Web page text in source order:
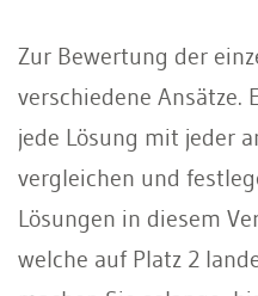
Zur Bewertung der
verschiedene Ansätze.
jede Lösung mit jeder
vergleichen und
Lösungen in diesem
welche auf Platz 2